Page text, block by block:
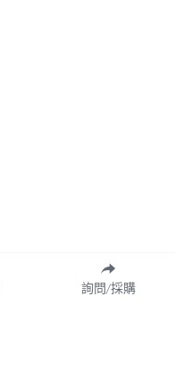
詢問/採購